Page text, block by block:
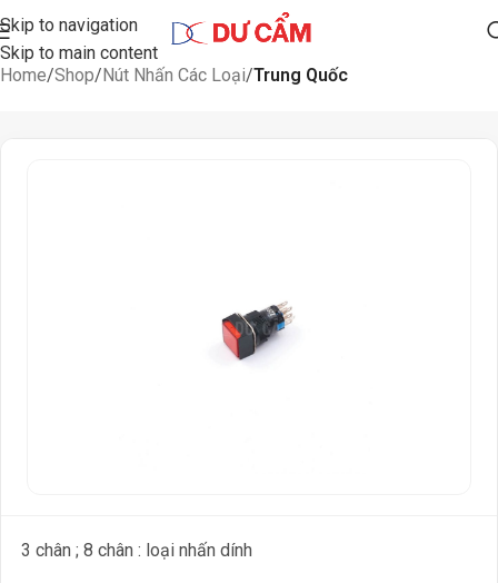
Skip to navigation
Skip to main content
Home Shop Nút Nhấn Các Loại Trung Quốc
3 chân ; 8 chân : loại nhấn dính